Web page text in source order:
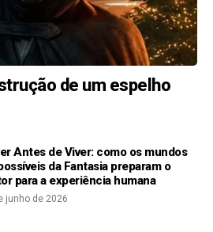
de um espelho
Antes de Viver: como os mundos
da Fantasia preparam o
para a experiência humana
junho de 2026